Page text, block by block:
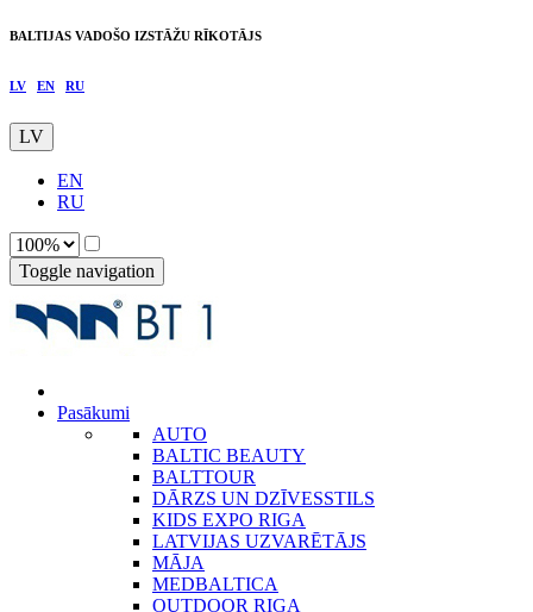
BALTIJAS VADOŠO IZSTĀŽU RĪKOTĀJS
LV EN RU
LV
EN
RU
Toggle navigation
Pasākumi
AUTO
BALTIC BEAUTY
BALTTOUR
DĀRZS UN DZĪVESSTILS
KIDS EXPO RIGA
LATVIJAS UZVARĒTĀJS
MĀJA
MEDBALTICA
OUTDOOR RIGA